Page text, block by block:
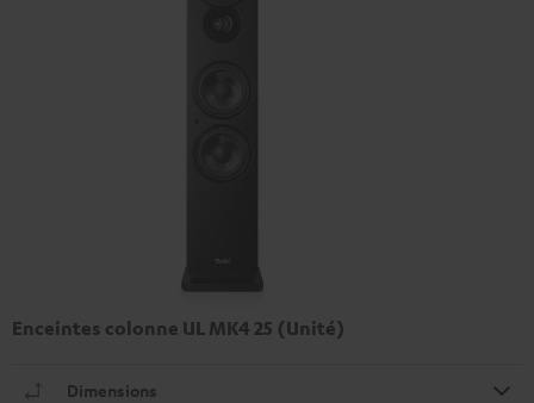
Enceintes colonne UL MK4 25 (Unité)
Dimensions